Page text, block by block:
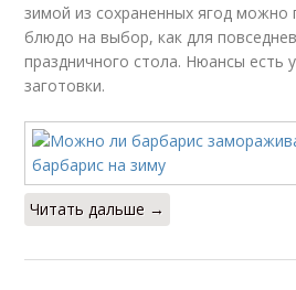
зимой из сохраненных ягод можно
блюдо на выбор, как для
праздничного стола. Нюансы есть
заготовки.
Читать дальше →